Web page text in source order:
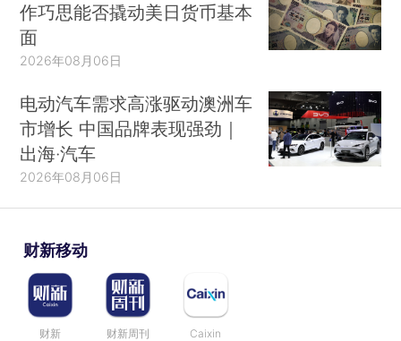
作巧思能否撬动美日货币基本
面
2026年08月06日
电动汽车需求高涨驱动澳洲车
市增长 中国品牌表现强劲｜
出海·汽车
2026年08月06日
财新移动
财新 财新周刊 Caixin